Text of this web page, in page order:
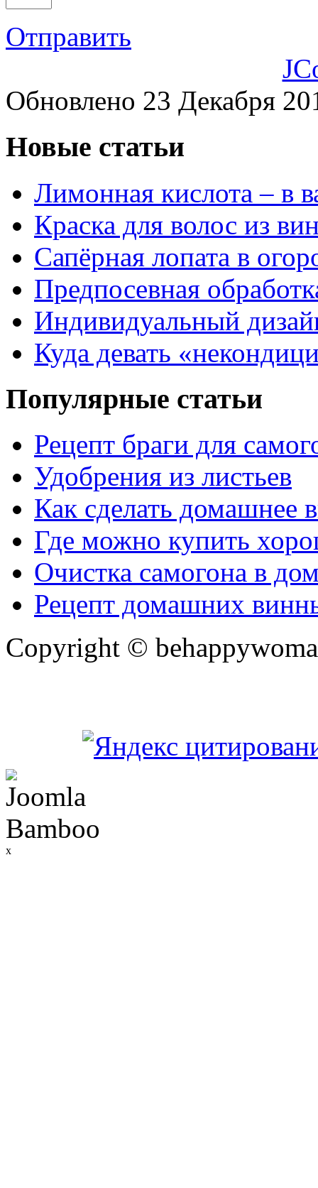
Отправить
Обновлено 23 Декабря
Новые статьи
Лимонная кислота – в
Краска для волос из
Сапёрная лопата в
Предпосевная
Индивидуальный
Куда девать
Популярные статьи
Рецепт браги для
Удобрения из листьев
Как сделать домашнее
Где можно купить
Очистка самогона в
Рецепт домашних
Copyright ©
x